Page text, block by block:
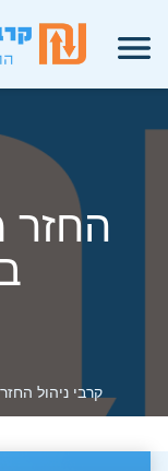
החזר
קרבי ניהול